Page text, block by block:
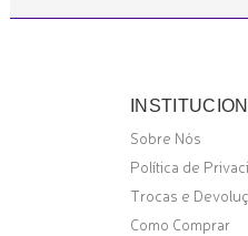
Sobre Nós
Política de
Trocas e
Como Comprar